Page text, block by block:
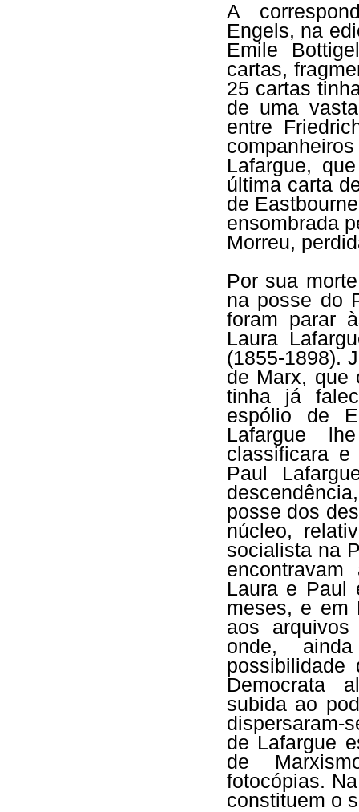
A
Engels, na
Emile
cartas,
25 cartas
de uma
entre
Lafargue,
última carta
de
ensombrada
Morreu,
Por sua
na posse do
foram parar
Laura
(1855-1898).
de Marx, que
tinha já
espólio de
Lafargue
classificara
Paul
posse dos
núcleo,
socialista na
Laura e Paul
meses, e em
aos arquivos
onde,
Democrata
subida ao
dispersaram-
de Lafargue
de
fotocópias.
constituem o